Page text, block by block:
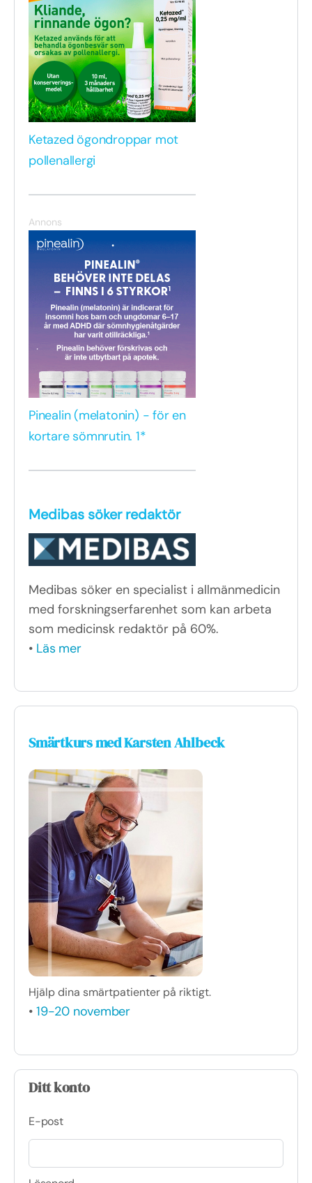
Ketazed ögondroppar mot
pollenallergi
Annons
Pinealin (melatonin) - för en
kortare sömnrutin. 1*
Medibas söker redaktör
Medibas söker en specialist i allmänmedicin
med forskningserfarenhet som kan arbeta
som medicinsk redaktör på 60%.
• Läs mer
Smärtkurs med Karsten Ahlbeck
Hjälp dina smärtpatienter på riktigt.
• 19-20 november
Ditt konto
E-post